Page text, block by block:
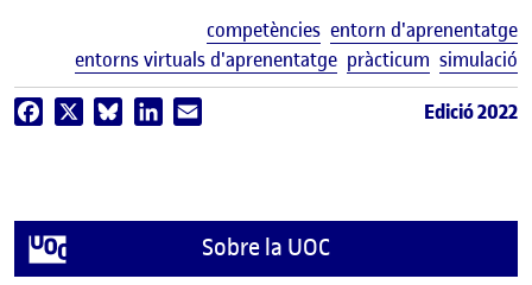
competències entorn d'aprenentatge
entorns virtuals d'aprenentatge pràcticum simulació
Facebook BlueskyLinkedIn Edició 2022
Sobre la UOC